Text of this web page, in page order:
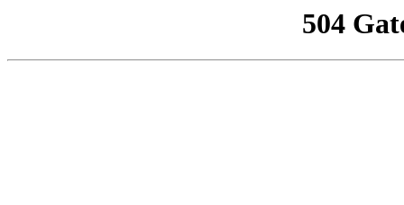
504